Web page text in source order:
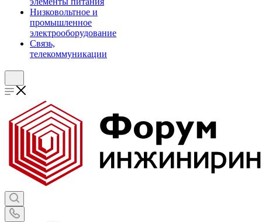
Низковольтное и
промышленное
электрооборудование
Связь,
телекоммуникации